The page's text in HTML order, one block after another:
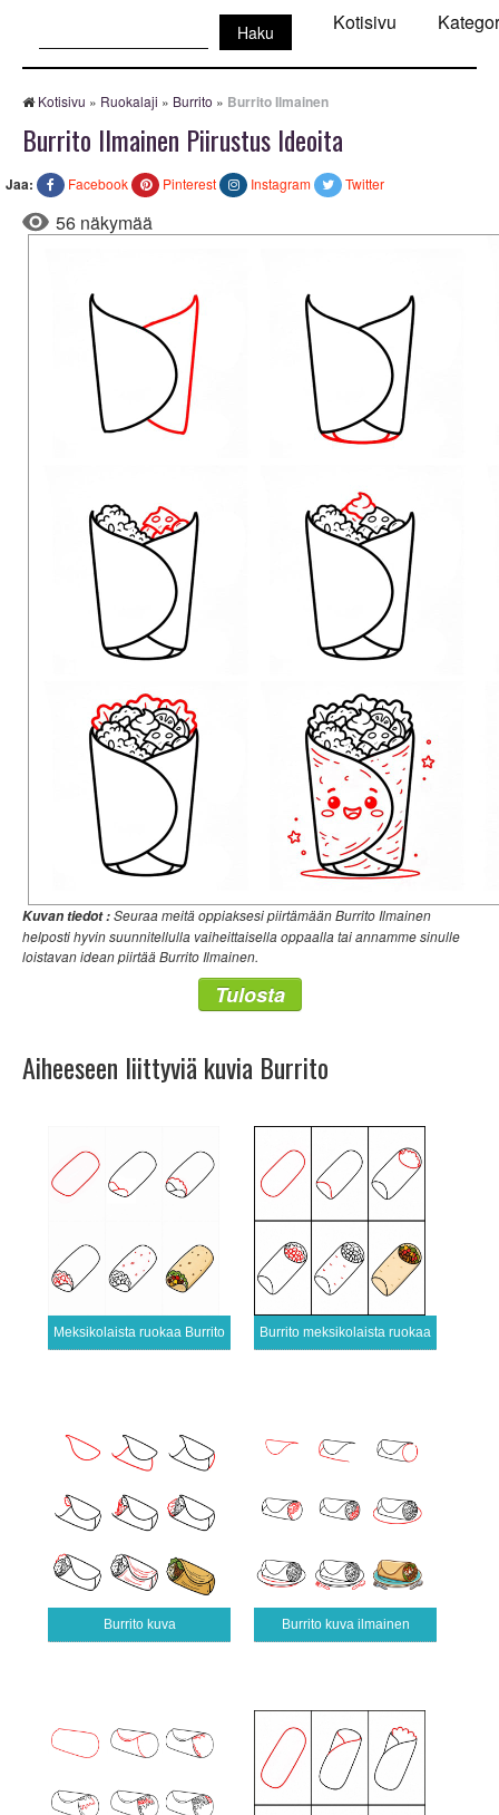
Kotisivu
Kotisivu » Ruokalaji » Burrito » Burrito Ilmainen
Burrito Ilmainen Piirustus Ideoita
Jaa: Facebook Pinterest Instagram Twitter
56 näkymää
Kuvan tiedot :Seuraa meitä oppiaksesi piirtämään Burrito Ilmainen
helposti hyvin suunnitellulla vaiheittaisella oppaalla tai annamme sinulle
loistavan idean piirtää Burrito Ilmainen.
Tulosta
Aiheeseen liittyviä kuvia Burrito
Meksikolaista ruokaa Burrito Burrito meksikolaista ruokaa
Burrito kuva Burrito kuva ilmainen